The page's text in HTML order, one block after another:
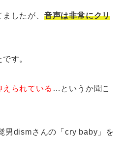
したが、 音声は非常にクリ
す。
られている …というか聞こ
男dismさんの「cry baby」を